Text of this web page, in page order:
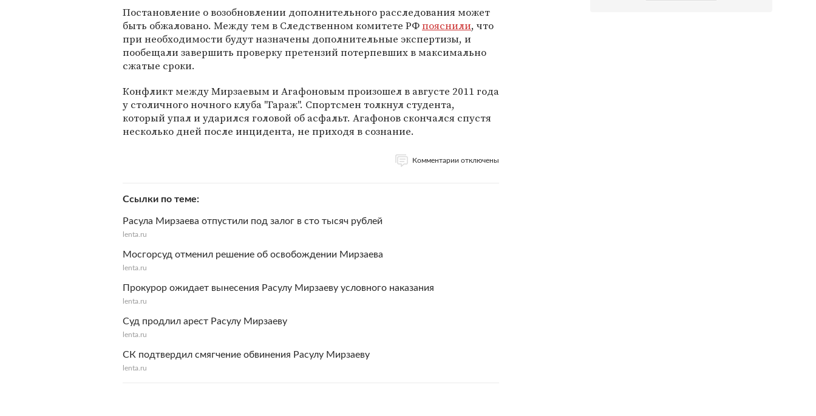
Постановление о возобновлении дополнительного расследования может
быть обжаловано. Между тем в Следственном комитете РФпояснили, что
при необходимости будут назначены дополнительные экспертизы, и
пообещали завершить проверку претензий потерпевших в максимально
сжатые сроки.
Конфликт между Мирзаевым и Агафоновым произошел в августе 2011 года
у столичного ночного клуба "Гараж". Спортсмен толкнул студента,
который упал и ударился головой об асфальт. Агафонов скончался спустя
несколько дней после инцидента, не приходя в сознание.
Комментарии отключены
Ссылки по теме
Расула Мирзаева отпустили под залог в сто тысяч рублей
lenta.ru
Мосгорсуд отменил решение об освобождении Мирзаева
lenta.ru
Прокурор ожидает вынесения Расулу Мирзаеву условного наказания
lenta.ru
Суд продлил арест Расулу Мирзаеву
lenta.ru
СК подтвердил смягчение обвинения Расулу Мирзаеву
lenta.ru